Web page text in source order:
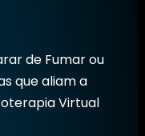
de Fumar ou
que aliam a
Virtual